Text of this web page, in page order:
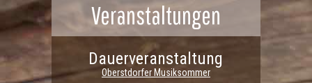
Veranstaltungen
Dauerveranstaltung
Oberstdorfer Musiksommer